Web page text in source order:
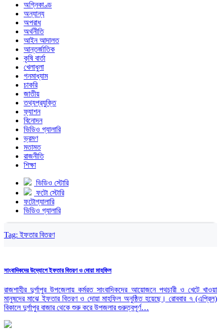
অগ্নিকাণ্ড
অন্যান্য
অপরাধ
অর্থনীতি
আইন আদালত
আন্তর্জাতিক
কৃষি বার্তা
খেলাধুলা
গনমাধ্যাম
চাকরি
জাতীয়
তথ্যপ্রযুক্তি
ফ্যাশন
বিনোদন
ভিডিও গ্যালারি
ভ্রমণ
মতামত
রাজনীতি
শিক্ষা
ভিডিও স্টোরি
ফটো স্টোরি
ফটোগ্যালারি
ভিডিও গ্যালারি
Tag:ইফতার বিতরণ
সাংবাদিকদের উদ্যোগে ইফতার বিতরণ ও দোয়া মাহফিল
রাজশাহীর দুর্গাপুর উপজেলায় কর্মরত সাংবাদিকদের আয়োজনে পথচারী ও খেটে খাওয়া
মানুষদের মাঝে ইফতার বিতরণ ও দোয়া মাহফিল অনুষ্ঠিত হয়েছে। রোববার ৭ (এপ্রিল)
বিকালে দুর্গাপুর বাজার থেকে শুরু করে উপজলার গুরুত্বপূর্ণ…